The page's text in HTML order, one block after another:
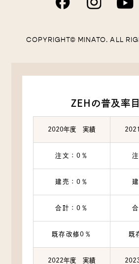
COPYRIGHT© MINATO. ALL
ZEHの普及率
2020年度 実績
注文：0％
建売：0％
合計：0％
既存改修0％ 既
2022年度 実績